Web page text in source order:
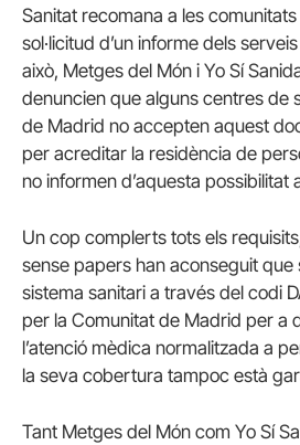
Sanitat recomana a les
sol·licitud d’un informe dels
això, Metges del Món i Yo Sí
denuncien que alguns centres de
de Madrid no accepten aquest
per acreditar la residència de
no informen d’aquesta possibilitat
Un cop complerts tots els
sense papers han aconseguit que
sistema sanitari a través del codi
per la Comunitat de Madrid per a
l’atenció mèdica normalitzada a
la seva cobertura tampoc està
Tant Metges del Món com Yo Sí